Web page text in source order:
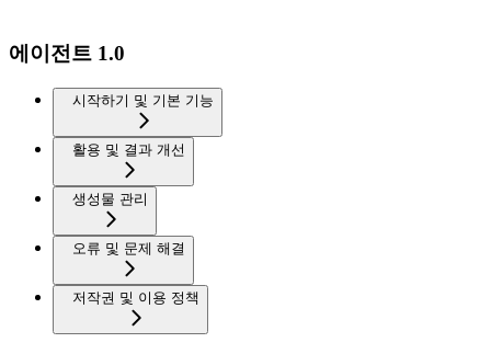
에이전트 1.0
시작하기 및 기본 기능
활용 및 결과 개선
생성물 관리
오류 및 문제 해결
저작권 및 이용 정책